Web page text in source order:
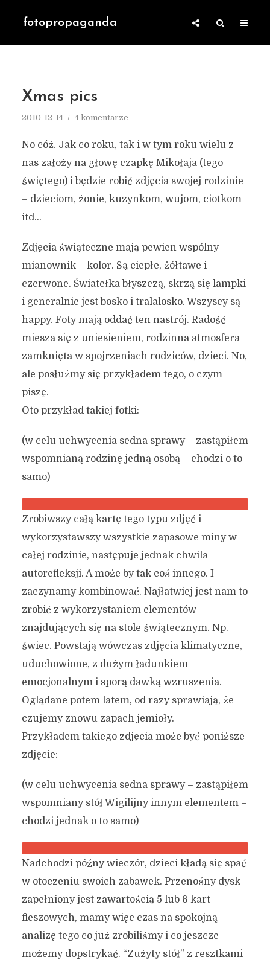
fotopropaganda
Xmas pics
2010-12-14 4 komentarze
No cóż. Jak co roku, tak i w tym roku wielu z
nas założy na głowę czapkę Mikołaja (tego
świętego) i będzie robić zdjęcia swojej rodzinie
– dzieciom, żonie, kuzynkom, wujom, ciotkom
itd…
Zdjęcia świąteczne mają pewien wspólny
mianownik – kolor. Są ciepłe, żółtawe i
czerwone. Światełka błyszczą, skrzą się lampki
i generalnie jest bosko i tralalosko. Wszyscy są
happy. Foty mają oddać ten nastrój. Radość
miesza się z uniesieniem, rodzinna atmosfera
zamknięta w spojrzeniach rodziców, dzieci. No,
ale posłużmy się przykładem tego, o czym
piszę.
Oto przykład takiej fotki:
(w celu uchwycenia sedna sprawy – zastąpiłem
wspomnianą rodzinę jedną osobą – chodzi o to
samo)
Zrobiwszy całą kartę tego typu zdjęć i
wykorzystawszy wszystkie zapasowe miny w
całej rodzinie, następuje jednak chwila
autorefleksji. A może by tak coś innego. I
zaczynamy kombinować. Najłatwiej jest nam to
zrobić z wykorzystaniem elementów
znajdujących się na stole świątecznym. Np.
świec. Powstają wówczas zdjęcia klimatyczne,
uduchowione, z dużym ładunkiem
emocjonalnym i sporą dawką wzruszenia.
Oglądane potem latem, od razy sprawiają, że
czujemy znowu zapach jemioły.
Przykładem takiego zdjęcia może być poniższe
zdjęcie:
(w celu uchwycenia sedna sprawy – zastąpiłem
wspomniany stół Wigilijny innym elementem –
chodzi jednak o to samo)
Nadchodzi późny wieczór, dzieci kładą się spać
w otoczeniu swoich zabawek. Przenośny dysk
zapełniony jest zawartością 5 lub 6 kart
fleszowych, mamy więc czas na spokojną
analizę tego co już zrobiliśmy i co jeszcze
możemy dopstrykać. “Zużyty stół” z resztkami